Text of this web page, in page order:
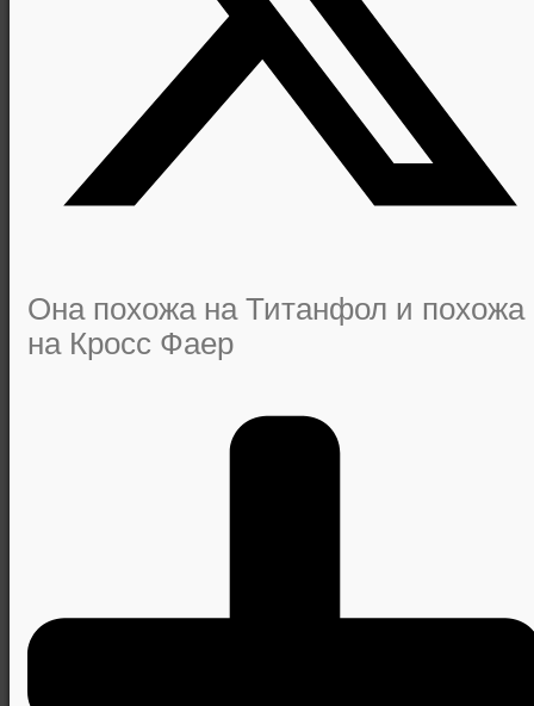
Она похожа на Титанфол и похожа
на Кросс Фаер